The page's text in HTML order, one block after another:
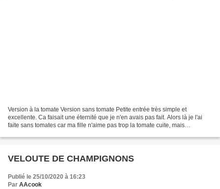
Version à la tomate Version sans tomate Petite entrée très simple et
excellente. Ca faisait une éternité que je n'en avais pas fait. Alors là je l'ai
faite sans tomates car ma fille n'aime pas trop la tomate cuite, mais
VELOUTE DE CHAMPIGNONS
Publié le 25/10/2020 à 16:23
Par AAcook